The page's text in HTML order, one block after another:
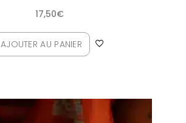
17,50€
AJOUTER AU PANIER